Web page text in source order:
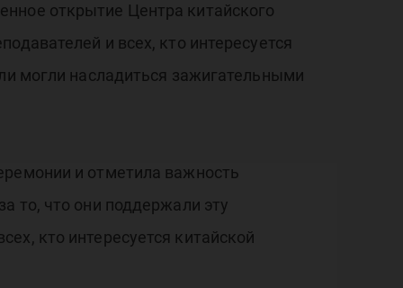
открытие Центра китайского
и всех, кто интересуется
могли насладиться зажигательными
и отметила важность
то, что они поддержали эту
кто интересуется китайской